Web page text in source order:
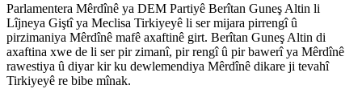
Parlamentera Mêrdînê ya DEM Partiyê Berîtan Guneş Altin li
Lîjneya Giştî ya Meclisa Tirkiyeyê li ser mijara pirrengî û
pirzimaniya Mêrdînê mafê axaftinê girt. Berîtan Guneş Altin di
axaftina xwe de li ser pir zimanî, pir rengî û pir bawerî ya Mêrdînê
rawestiya û diyar kir ku dewlemendiya Mêrdînê dikare ji tevahî
Tirkiyeyê re bibe mînak.